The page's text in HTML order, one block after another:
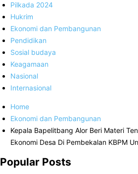
Pilkada 2024
Hukrim
Ekonomi dan Pembangunan
Pendidikan
Sosial budaya
Keagamaan
Nasional
Internasional
Home
Ekonomi dan Pembangunan
Kepala Bapelitbang Alor Beri Materi
Ekonomi Desa Di Pembekalan KBPM
Popular Posts